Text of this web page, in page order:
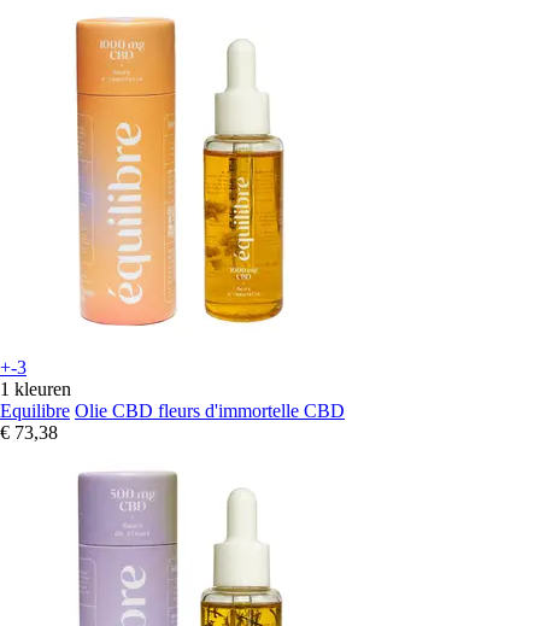
+-3
1 kleuren
Equilibre Olie CBD fleurs d'immortelle CBD
€ 73,38